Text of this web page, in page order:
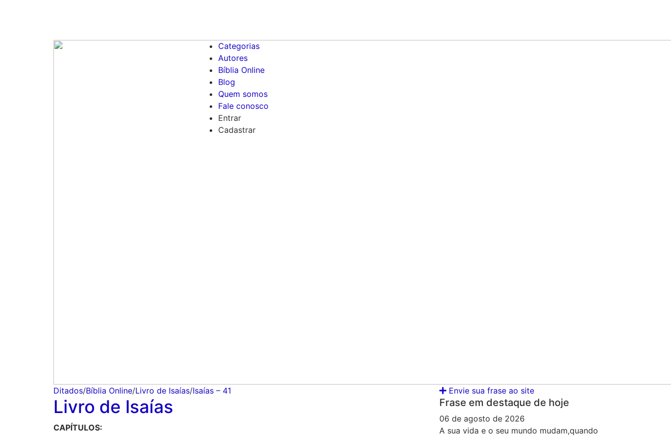
Categorias
Autores
Bíblia Online
Blog
Quem somos
Fale conosco
Entrar
Cadastrar
Ditados/Bíblia Online/Livro de Isaías/Isaías – 41
Livro de Isaías
CAPÍTULOS:
Envie sua frase ao site
Frase em destaque de hoje
06 de agosto de 2026
A sua vida e o seu mundo mudam,quando